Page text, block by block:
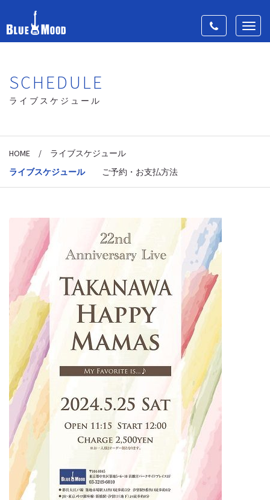
Toggle
navigation
SCHEDULE
ライブスケジュール
HOME /
ライブスケジュール
ライブスケジュール
ご予約・お支払方法